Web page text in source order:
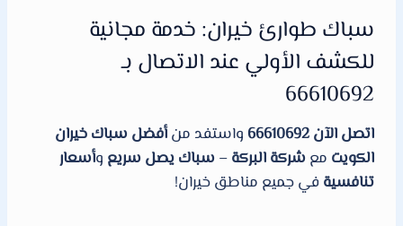
سباك طوارئ خيران: خدمة مجانية
للكشف الأولي عند الاتصال بـ
66610692
اتصل الآن 66610692 واستفد منأفضل سباك خيران
الكويت معشركة البركة–سباك يصل سريع وأسعار
تنافسية في جميع مناطق خيران!